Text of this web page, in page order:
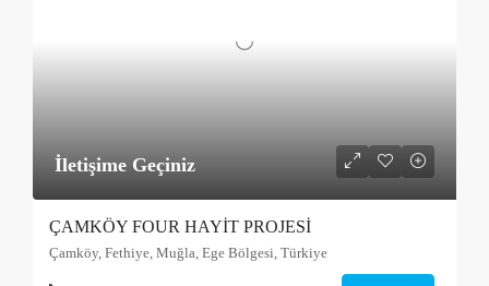
İletişime Geçiniz
ÇAMKÖY FOUR HAYİT PROJESİ
Çamköy, Fethiye, Muğla, Ege Bölgesi, Türkiye